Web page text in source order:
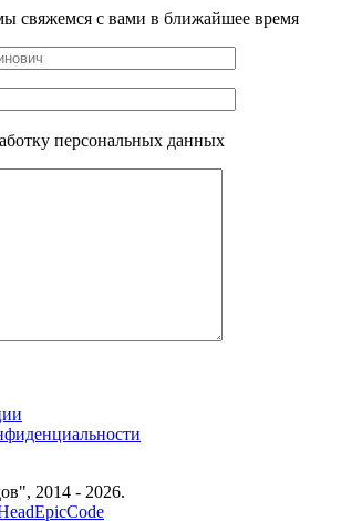
свяжемся с вами в ближайшее время
персональных данных
2014 - 2026.